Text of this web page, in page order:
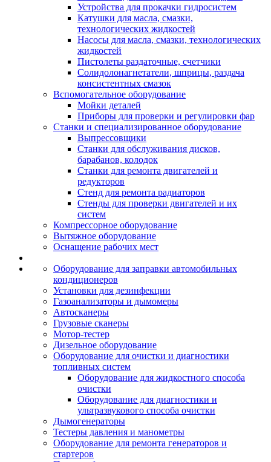
Устройства для прокачки гидросистем
Катушки для масла, смазки,
технологических жидкостей
Насосы для масла, смазки, технологических
жидкостей
Пистолеты раздаточные, счетчики
Солидолонагнетатели, шприцы, раздача
консистентных смазок
Вспомогательное оборудование
Мойки деталей
Приборы для проверки и регулировки фар
Станки и специализированное оборудование
Выпрессовщики
Станки для обслуживания дисков,
барабанов, колодок
Станки для ремонта двигателей и
редукторов
Стенд для ремонта радиаторов
Стенды для проверки двигателей и их
систем
Компрессорное оборудование
Вытяжное оборудование
Оснащение рабочих мест
Оборудование для заправки автомобильных
кондиционеров
Установки для дезинфекции
Газоанализаторы и дымомеры
Автосканеры
Грузовые сканеры
Мотор-тестер
Дизельное оборудование
Оборудование для очистки и диагностики
топливных систем
Оборудование для жидкостного способа
очистки
Оборудование для диагностики и
ультразвукового способа очистки
Дымогенераторы
Тестеры давления и манометры
Оборудование для ремонта генераторов и
стартеров